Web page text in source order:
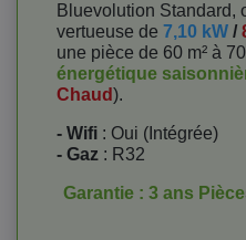
Bluevolution Standard,
vertueuse de 7,10 kW /
une pièce de 60 m² à
énergétique
Chaud).
- Wifi : Oui (Intégrée)
- Gaz : R32
Garantie : 3 ans